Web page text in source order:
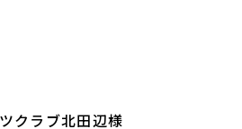
クラブ北田辺様